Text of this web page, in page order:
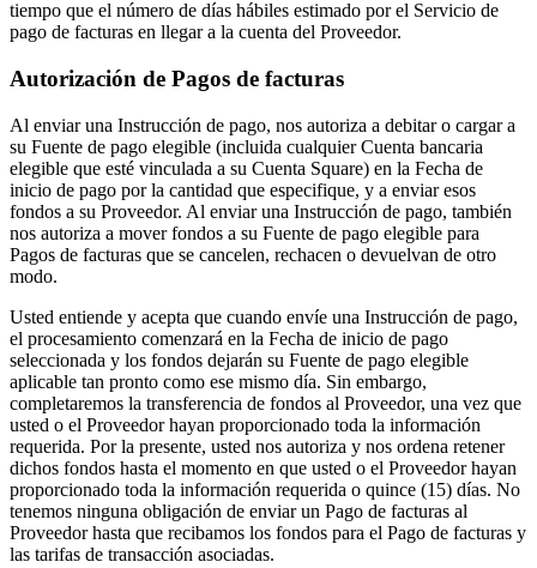
Ver todo
Descubrir
Resumen de pagos
Punto de venta
PDV para Restaurantes
PDV para Tiendas
PDV de Citas
Facturas
Pedidos en línea
Sitios web
Pedidos en Square Kiosk
Bitcoin
Descubrir
Marketing
tiempo que el número de días hábiles estimado por el Servicio de
pago de facturas en llegar a la cuenta del Proveedor.
Autorización de Pagos de facturas
Al enviar una Instrucción de pago, nos autoriza a debitar o cargar a
su Fuente de pago elegible (incluida cualquier Cuenta bancaria
elegible que esté vinculada a su Cuenta Square) en la Fecha de
inicio de pago por la cantidad que especifique, y a enviar esos
fondos a su Proveedor. Al enviar una Instrucción de pago, también
nos autoriza a mover fondos a su Fuente de pago elegible para
Pagos de facturas que se cancelen, rechacen o devuelvan de otro
modo.
Usted entiende y acepta que cuando envíe una Instrucción de pago,
el procesamiento comenzará en la Fecha de inicio de pago
seleccionada y los fondos dejarán su Fuente de pago elegible
aplicable tan pronto como ese mismo día. Sin embargo,
completaremos la transferencia de fondos al Proveedor, una vez que
usted o el Proveedor hayan proporcionado toda la información
requerida. Por la presente, usted nos autoriza y nos ordena retener
dichos fondos hasta el momento en que usted o el Proveedor hayan
proporcionado toda la información requerida o quince (15) días. No
tenemos ninguna obligación de enviar un Pago de facturas al
Proveedor hasta que recibamos los fondos para el Pago de facturas y
las tarifas de transacción asociadas.